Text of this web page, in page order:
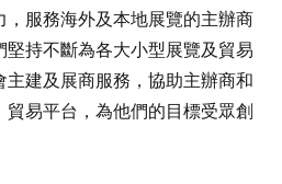
，服務海外及本地展覽的主辦商
持不斷為各大小型展覽及貿易
建及展商服務，協助主辦商和
易平台，為他們的目標受眾創